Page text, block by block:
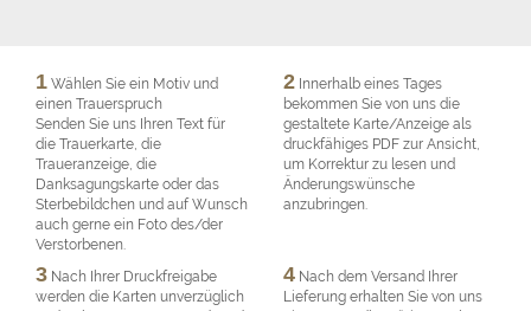
1 Wählen Sie ein Motiv und
einen Trauerspruch
Senden Sie uns Ihren Text für
die Trauerkarte, die
Traueranzeige, die
Danksagungskarte oder das
Sterbebildchen und auf Wunsch
auch gerne ein Foto des/der
Verstorbenen.
2 Innerhalb eines Tages
bekommen Sie von uns die
gestaltete Karte/Anzeige als
druckfähiges PDF zur Ansicht,
um Korrektur zu lesen und
Änderungswünsche
anzubringen.
3 Nach Ihrer Druckfreigabe
werden die Karten unverzüglich
4 Nach dem Versand Ihrer
Lieferung erhalten Sie von uns